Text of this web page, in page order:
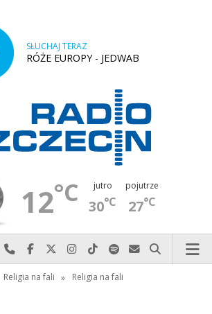
SŁUCHAJ TERAZ
RÓŻE EUROPY - JEDWAB
12°C jutro
30°C
pojutrze
27°C
Najlepiej po prostu do nas zadzwoń
Odwiedź nas na Facebook-u
Odwiedź nas na X
Odwiedź nas na Instagram-ie
Odwiedź nas na TikTok-u
Szukaj nas na Spotify
Wyślij do nas
Szukaj
Religia na fali » Religia na fali